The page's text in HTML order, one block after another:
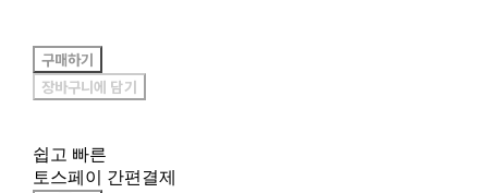
구매하기
장바구니에 담기
쉽고 빠른
토스페이 간편결제